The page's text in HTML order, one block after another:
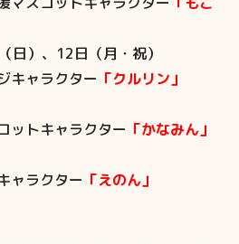
日）、12日（月・祝）
キャラクター 「クルリン」
ットキャラクター 「かなみん」
ャラクター 「えのん」